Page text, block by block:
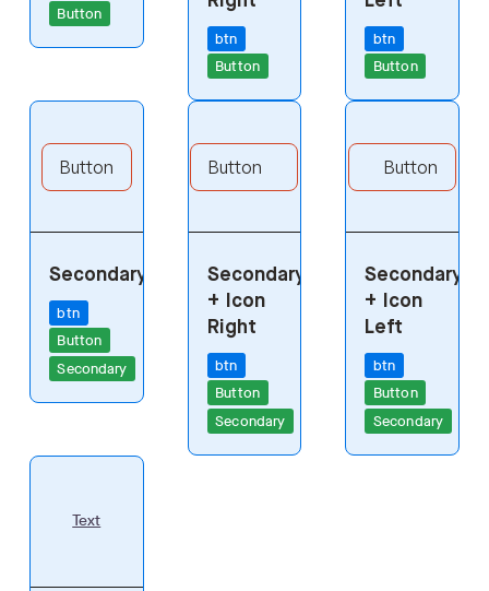
Button
btn
Button
btn
Button
Button
Button
Secondary
btn
Button
Secondary
Button
Button
Secondary
+ Icon
Right
btn
Button
Secondary
Button
Button
Secondary
+ Icon
Left
btn
Button
Secondary
Text